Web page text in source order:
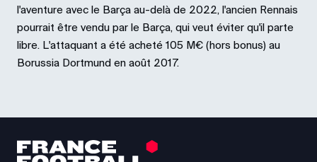
l'aventure avec le Barça au-delà de 2022, l'ancien Rennais
pourrait être vendu par le Barça, qui veut éviter qu'il parte
libre. L'attaquant a été acheté 105 M€ (hors bonus) au
Borussia Dortmund en août 2017.